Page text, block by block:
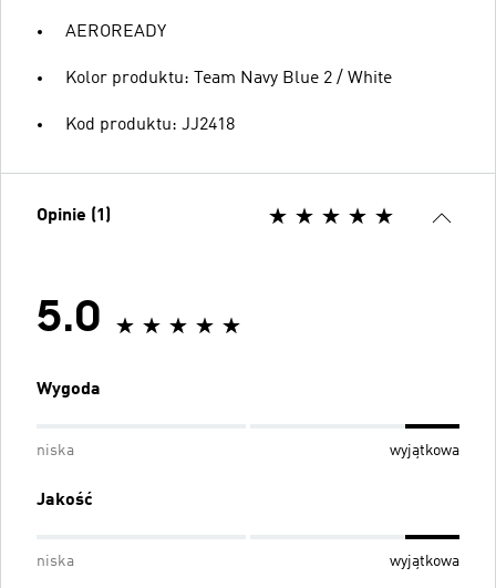
AEROREADY
Kolor produktu: Team Navy Blue 2 / White
Kod produktu: JJ2418
Opinie (1)
5.0
Wygoda
niska wyjątkowa
Jakość
niska wyjątkowa